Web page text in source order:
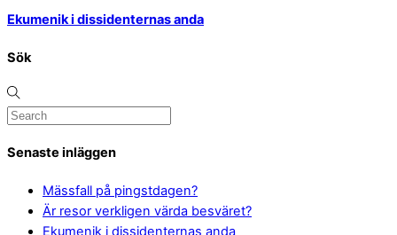
Ekumenik i dissidenternas anda
Sök
Senaste inläggen
Mässfall på pingstdagen?
Är resor verkligen värda besväret?
Ekumenik i dissidenternas anda